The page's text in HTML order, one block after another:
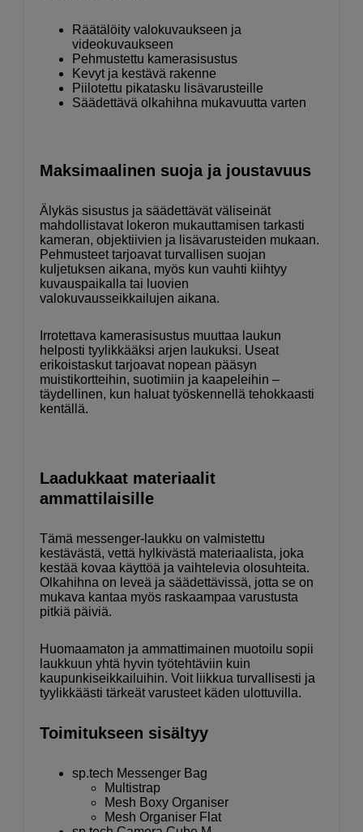
Räätälöity valokuvaukseen ja
videokuvaukseen
Pehmustettu kamerasisustus
Kevyt ja kestävä rakenne
Piilotettu pikatasku lisävarusteille
Säädettävä olkahihna mukavuutta varten
Maksimaalinen suoja ja joustavuus
Älykäs sisustus ja säädettävät väliseinät
mahdollistavat lokeron mukauttamisen tarkasti
kameran, objektiivien ja lisävarusteiden mukaan.
Pehmusteet tarjoavat turvallisen suojan
kuljetuksen aikana, myös kun vauhti kiihtyy
kuvauspaikalla tai luovien
valokuvausseikkailujen aikana.
Irrotettava kamerasisustus muuttaa laukun
helposti tyylikkääksi arjen laukuksi. Useat
erikoistaskut tarjoavat nopean pääsyn
muistikortteihin, suotimiin ja kaapeleihin –
täydellinen, kun haluat työskennellä tehokkaasti
kentällä.
Laadukkaat materiaalit
ammattilaisille
Tämä messenger-laukku on valmistettu
kestävästä, vettä hylkivästä materiaalista, joka
kestää kovaa käyttöä ja vaihtelevia olosuhteita.
Olkahihna on leveä ja säädettävissä, jotta se on
mukava kantaa myös raskaampaa varustusta
pitkiä päiviä.
Huomaamaton ja ammattimainen muotoilu sopii
laukkuun yhtä hyvin työtehtäviin kuin
kaupunkiseikkailuihin. Voit liikkua turvallisesti ja
tyylikkäästi tärkeät varusteet käden ulottuvilla.
Toimitukseen sisältyy
sp.tech Messenger Bag
Multistrap
Mesh Boxy Organiser
Mesh Organiser Flat